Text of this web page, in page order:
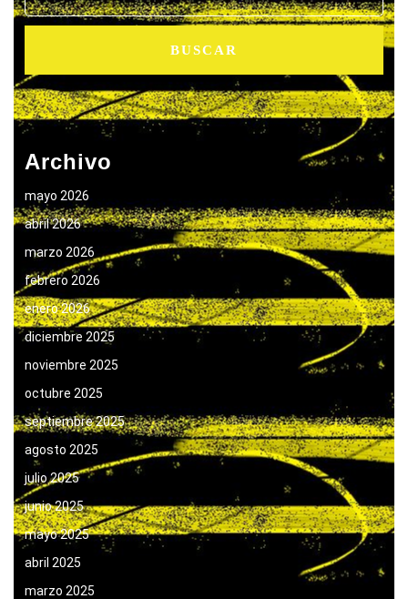
Archivo
mayo 2026
abril 2026
marzo 2026
febrero 2026
enero 2026
diciembre 2025
noviembre 2025
octubre 2025
septiembre 2025
agosto 2025
julio 2025
junio 2025
mayo 2025
abril 2025
marzo 2025